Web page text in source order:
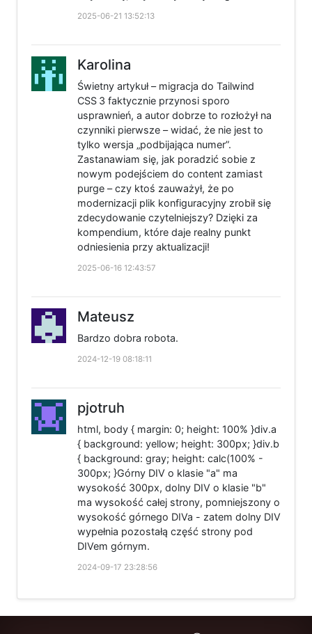
2025-06-21 13:52:13
Karolina
Świetny artykuł – migracja do Tailwind
CSS 3 faktycznie przynosi sporo
usprawnień, a autor dobrze to rozłożył na
czynniki pierwsze – widać, że nie jest to
tylko wersja „podbijająca numer”.
Zastanawiam się, jak poradzić sobie z
nowym podejściem do content zamiast
purge – czy ktoś zauważył, że po
modernizacji plik konfiguracyjny zrobił się
zdecydowanie czytelniejszy? Dzięki za
kompendium, które daje realny punkt
odniesienia przy aktualizacji!
2025-06-16 12:43:57
Mateusz
Bardzo dobra robota.
2024-12-19 08:18:11
pjotruh
html, body { margin: 0; height: 100% }div.a
{ background: yellow; height: 300px; }div.b
{ background: gray; height: calc(100% -
300px; }Górny DIV o klasie "a" ma
wysokość 300px, dolny DIV o klasie "b"
ma wysokość całej strony, pomniejszony o
wysokość górnego DIVa - zatem dolny DIV
wypełnia pozostałą część strony pod
DIVem górnym.
2024-09-17 23:28:56